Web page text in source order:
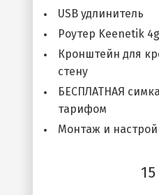
USB удлинитель
Роутер Keenetik 4g
Кронштейн для
стену
БЕСПЛАТНАЯ
тарифом
Монтаж и